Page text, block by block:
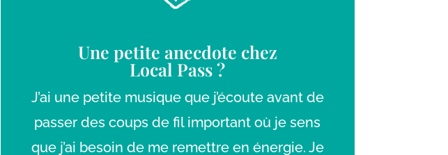
Une petite anecdote chez
Local Pass ?
J’ai une petite musique que j’écoute avant de
passer des coups de fil important où je sens
que j’ai besoin de me remettre en énergie. Je